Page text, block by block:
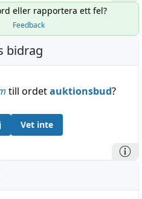
eller rapportera ett fel?
Feedback
bidrag
till ordetauktionsbud?
Vet inte